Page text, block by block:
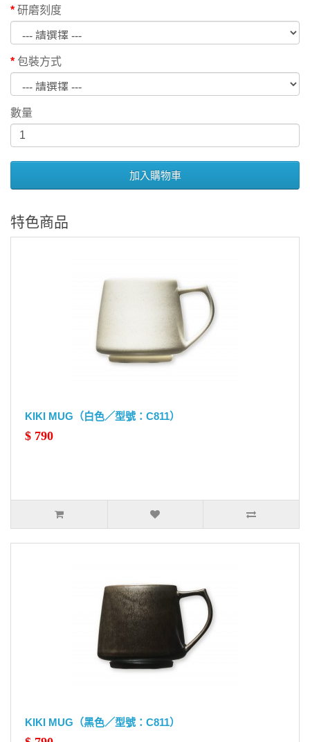
研磨刻度
包裝方式
數量
加入購物車
特色商品
KIKI MUG（白色／型號：C811）
$ 790
KIKI MUG（黑色／型號：C811）